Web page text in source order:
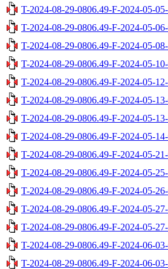
T-2024-08-29-0806.49-F-2024-05-
T-2024-08-29-0806.49-F-2024-05-
T-2024-08-29-0806.49-F-2024-05-
T-2024-08-29-0806.49-F-2024-05-
T-2024-08-29-0806.49-F-2024-05-
T-2024-08-29-0806.49-F-2024-05-
T-2024-08-29-0806.49-F-2024-05-
T-2024-08-29-0806.49-F-2024-05-
T-2024-08-29-0806.49-F-2024-05-
T-2024-08-29-0806.49-F-2024-05-
T-2024-08-29-0806.49-F-2024-05-
T-2024-08-29-0806.49-F-2024-05-
T-2024-08-29-0806.49-F-2024-05-
T-2024-08-29-0806.49-F-2024-06-
T-2024-08-29-0806.49-F-2024-06-